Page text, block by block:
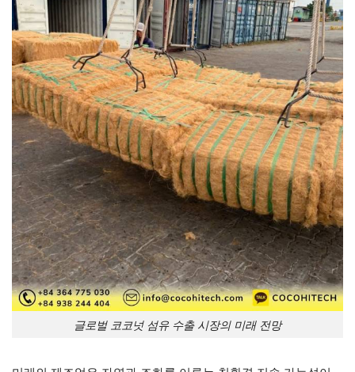
글로벌 코코넛 섬유 수출 시장의 미래 전망